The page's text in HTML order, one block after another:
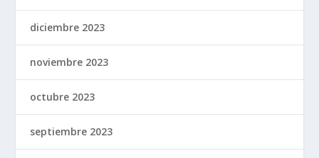
diciembre 2023
noviembre 2023
octubre 2023
septiembre 2023